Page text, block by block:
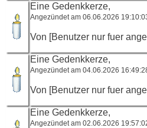
Eine Gedenkkerze,
Angezündet am 06.06.2026
Von [Benutzer nur fuer
Eine Gedenkkerze,
Angezündet am 04.06.2026
Von [Benutzer nur fuer
Eine Gedenkkerze,
Angezündet am 02.06.2026